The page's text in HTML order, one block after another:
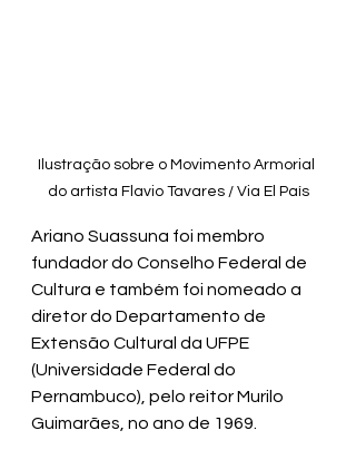
Ilustração sobre o Movimento Armorial
do artista Flavio Tavares / Via El País
Ariano Suassuna foi membro
fundador do Conselho Federal de
Cultura e também foi nomeado a
diretor do Departamento de
Extensão Cultural da UFPE
(Universidade Federal do
Pernambuco), pelo reitor Murilo
Guimarães, no ano de 1969.